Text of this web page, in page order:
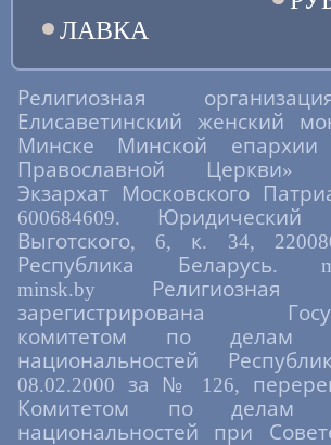
ЛАВКА
Религиозная
Елисаветинский женский
Минске Минской епархии
Православной Церкви»
Экзархат Московского
600684609.
Выготского, 6, к. 34,
Республика Беларусь.
minsk.by Религиозная
зарегистрирована
комитетом по делам
национальностей
08.02.2000 за № 126,
Комитетом по делам
национальностей при